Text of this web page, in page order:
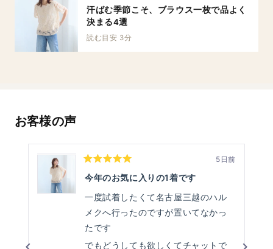
汗ばむ季節こそ、ブラウス一枚で品よく
決まる4選
読む目安 3分
お客様の声
5
つ
5
と
評
価
5日前
今年のお気に入りの1着です
一度試着したくて名古屋三越のハル
メクへ行ったのですが置いてなかっ
たです
でもどうしても欲しくてチャットで